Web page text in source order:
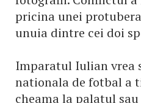
pricina unei
unuia dintre cei doi
Imparatul Iulian vrea
nationala de fotbal a
cheama la palatul